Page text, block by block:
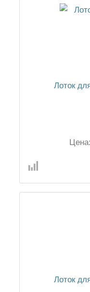
Лоток
Цена:
Лоток